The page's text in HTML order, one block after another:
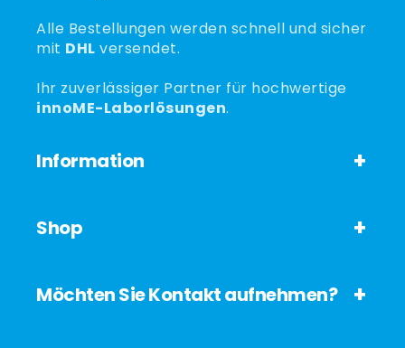
Alle Bestellungen werden schnell und sicher
mit DHL versendet.
Ihr zuverlässiger Partner für hochwertige
innoME-Laborlösungen.
Information
Shop
Möchten Sie Kontakt aufnehmen?